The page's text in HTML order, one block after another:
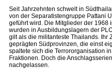
Seit Jahrzehnten schwelt in
von der Separatistengruppe Pattani
geführt wird. Die Mitglieder der 1968
wurden in Ausbildungslagern der
gilt als die militanteste Thailands. Ihr
geprägten Südprovinzen, die einst
spaltete sich die Terrororganisation
Fraktionen. Doch die
nachgelassen.